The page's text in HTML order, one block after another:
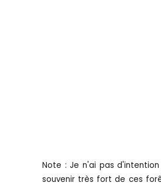
Note : Je n'ai pas
souvenir très fort de ces